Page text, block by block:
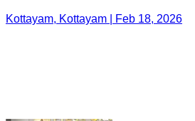
Kottayam, Kottayam | Feb 18, 2026